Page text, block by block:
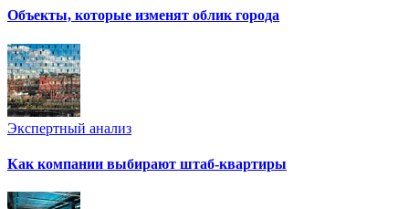
Объекты, которые изменят облик города
Экспертный анализ
Как компании выбирают штаб-квартиры